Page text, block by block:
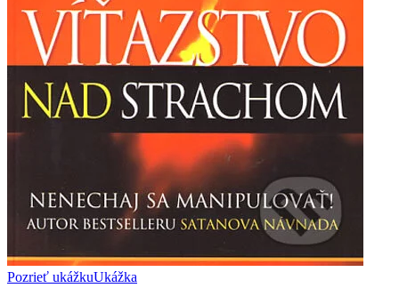
Pozrieť ukážkuUkážka